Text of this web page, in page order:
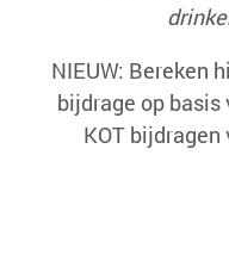
NIEUW: Bereken
bijdrage op basis
KOT